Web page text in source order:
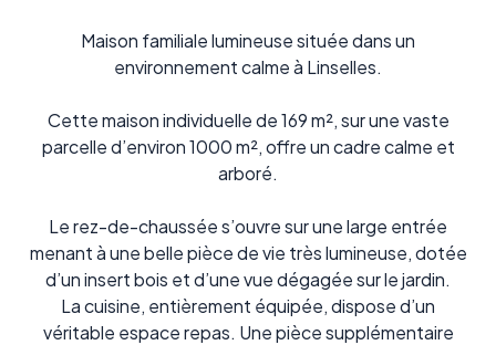
Maison familiale lumineuse située dans un
environnement calme à Linselles.
Cette maison individuelle de 169 m², sur une vaste
parcelle d’environ 1000 m², offre un cadre calme et
arboré.
Le rez-de-chaussée s’ouvre sur une large entrée
menant à une belle pièce de vie très lumineuse, dotée
d’un insert bois et d’une vue dégagée sur le jardin.
La cuisine, entièrement équipée, dispose d’un
véritable espace repas. Une pièce supplémentaire